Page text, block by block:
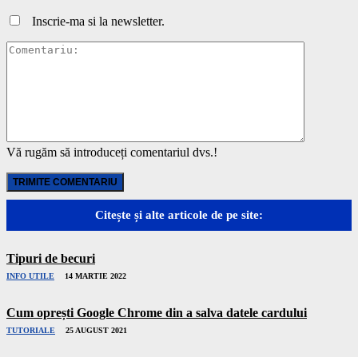
Vă rugăm să introduceți comentariul dvs.!
Inscrie-ma si la newsletter.
Citește și alte articole de pe site:
Tipuri de becuri
INFO UTILE 14 MARTIE 2022
Cum oprești Google Chrome din a salva datele cardului
TUTORIALE 25 AUGUST 2021